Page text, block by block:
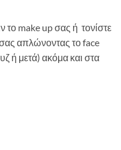
το make up σας ή τονίστε
σας απλώνοντας το face
ή μετά) ακόμα και στα